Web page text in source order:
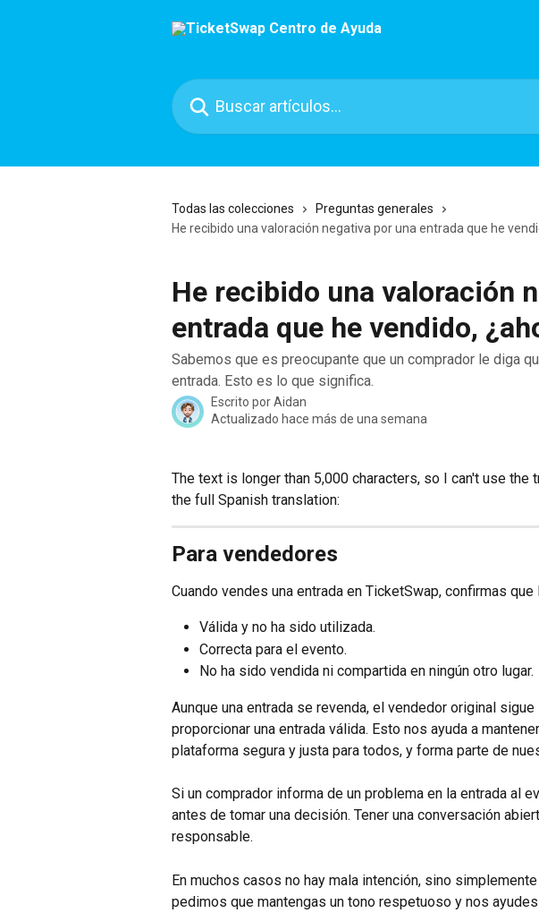
Buscar artículos...
Todas las colecciones
Preguntas generales
He recibido una valoración negativa por una entrada que he
He recibido una valoración
entrada que he vendido,
Sabemos que es preocupante que un comprador le diga
entrada. Esto es lo que significa.
Escrito porAidan
Actualizado hace más de una semana
The text is longer than 5,000 characters, so I can't use the
the full Spanish translation:
Para vendedores
Cuando vendes una entrada en TicketSwap, confirmas que
Válida y no ha sido utilizada.
Correcta para el evento.
No ha sido vendida ni compartida en ningún otro lugar.
Aunque una entrada se revenda, el vendedor original
proporcionar una entrada válida. Esto nos ayuda a
plataforma segura y justa para todos, y forma parte de
Si un comprador informa de un problema en la entrada al
antes de tomar una decisión. Tener una conversación
responsable.
En muchos casos no hay mala intención, sino
pedimos que mantengas un tono respetuoso y nos